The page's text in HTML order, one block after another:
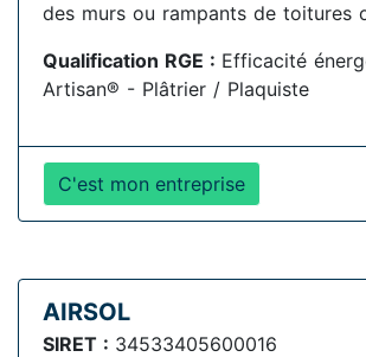
des murs ou rampants de toitures
Qualification RGE : Efficacité
Artisan® - Plâtrier / Plaquiste
C'est mon entreprise
AIRSOL
SIRET : 34533405600016